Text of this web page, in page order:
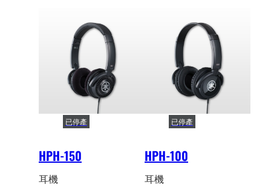
件的設計都運用了這些
智慧結晶。
HPH-150
已停產
耳機
HPH-100
已停產
耳機